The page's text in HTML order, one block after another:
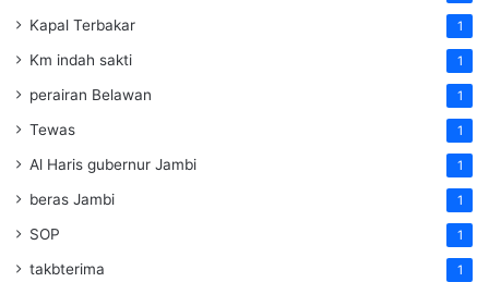
Kapal Terbakar 1
Km indah sakti 1
perairan Belawan 1
Tewas 1
Al Haris gubernur Jambi 1
beras Jambi 1
SOP 1
takbterima 1